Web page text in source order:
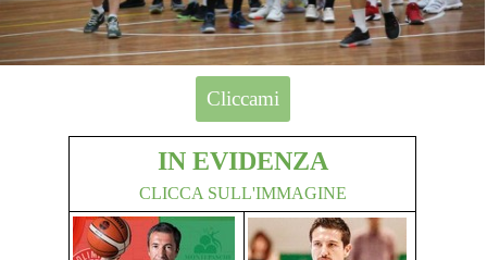
Cliccami
IN EVIDENZA
CLICCA SULL'IMMAGINE